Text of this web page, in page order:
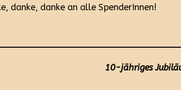
danke, danke an alle SpenderInnen!
10-jähriges